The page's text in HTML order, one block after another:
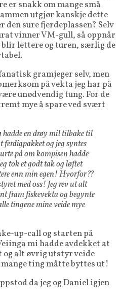
er snakk om mange små
utgjør kanskje dette
sure fjerdeplassen? Selv
vinner VM-gull, så oppnår
lettere og turen, særlig de
gramjeger selv, men
på vekta jeg har på
unødvendig tung. For de
mye å spare ved svært
hadde en drøy mil tilbake til
og jeg syntes
på om kompisen hadde
tok et godt tak og løftet
enn min egen! Hvorfor??
med oss! Jeg rev ut alt
fram fiskevekta og begynte
tingene mine veide mye
up-call og starten på
mi hadde avdekket at
og alt øvrig utstyr veide
ting måtte byttes ut!
da jeg og Daniel igjen